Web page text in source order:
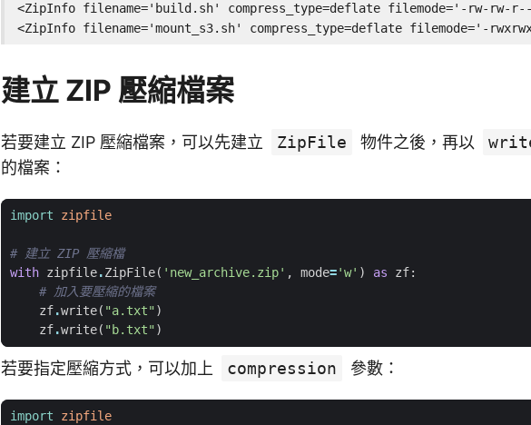
<ZipInfo filename='build.sh' compress_type=deflate filemode='-rw-rw-
<ZipInfo filename='mount_s3.sh' compress_type=deflate filemode='-
建立 ZIP 壓縮檔案
若要建立 ZIP 壓縮檔案，可以先建立 ZipFile 物件之後，再以
的檔案：
import zipfile
# 建立 ZIP 壓縮檔
with zipfile.ZipFile( 'new_archive.zip' , mode='w' ) as zf:
# 加入要壓縮的檔案
zf.write( "a.txt")
zf.write( "b.txt")
若要指定壓縮方式，可以加上 compression 參數：
import zipfile